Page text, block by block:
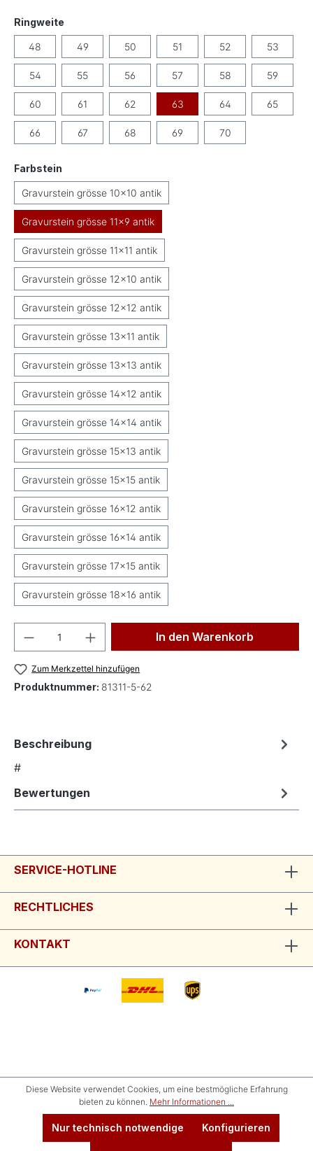
Ringweite
48 49 50 51 52 53
54 55 56 57 58 59
60 61 62 63 64 65
66 67 68 69 70
Farbstein
Gravurstein grösse 10x10 antik
Gravurstein grösse 11x9 antik
Gravurstein grösse 11x11 antik
Gravurstein grösse 12x10 antik
Gravurstein grösse 12x12 antik
Gravurstein grösse 13x11 antik
Gravurstein grösse 13x13 antik
Gravurstein grösse 14x12 antik
Gravurstein grösse 14x14 antik
Gravurstein grösse 15x13 antik
Gravurstein grösse 15x15 antik
Gravurstein grösse 16x12 antik
Gravurstein grösse 16x14 antik
Gravurstein grösse 17x15 antik
Gravurstein grösse 18x16 antik
Produkt Anzahl: Gib den gewünschten
In den Warenkorb
Zum Merkzettel hinzufügen
Produktnummer: 81311-5-62
Beschreibung
#
Bewertungen
SERVICE-HOTLINE
RECHTLICHES
KONTAKT
Diese Website verwendet Cookies, um eine bestmögliche Erfahrung
bieten zu können. Mehr Informationen ...
Nur technisch notwendige Konfigurieren